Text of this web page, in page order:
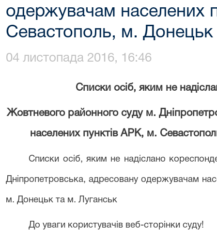
одержувачам населених
Севастополь, м. Донецьк
04 листопада 2016, 16:46
Списки осіб, яким не
Жовтневого районного суду м.
населених пунктів АРК, м.
Списки осіб, яким не надіслано
Дніпропетровська, адресовану одержувачам
м. Донецьк та м. Луганськ
До уваги користувачів веб-сторінки суду!